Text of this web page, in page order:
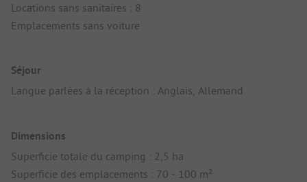
Locations sans sanitaires : 8
Emplacements sans voiture
Séjour
Langue parlées à la réception : Anglais, Allemand
Dimensions
Superficie totale du camping : 2,5 ha
Superficie des emplacements : 70 - 100 m²